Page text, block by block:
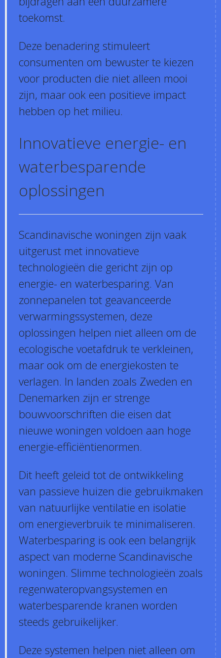
toekomst.
Deze benadering stimuleert
consumenten om bewuster te kiezen
voor producten die niet alleen mooi
zijn, maar ook een positieve impact
hebben op het milieu.
Innovatieve energie- en
waterbesparende
oplossingen
Scandinavische woningen zijn vaak
uitgerust met innovatieve
technologieën die gericht zijn op
energie- en waterbesparing. Van
zonnepanelen tot geavanceerde
verwarmingssystemen, deze
oplossingen helpen niet alleen om de
ecologische voetafdruk te verkleinen,
maar ook om de energiekosten te
verlagen. In landen zoals Zweden en
Denemarken zijn er strenge
bouwvoorschriften die eisen dat
nieuwe woningen voldoen aan hoge
energie-efficiëntienormen.
Dit heeft geleid tot de ontwikkeling
van passieve huizen die gebruikmaken
van natuurlijke ventilatie en isolatie
om energieverbruik te minimaliseren.
Waterbesparing is ook een belangrijk
aspect van moderne Scandinavische
woningen. Slimme technologieën zoals
regenwateropvangsystemen en
waterbesparende kranen worden
steeds gebruikelijker.
Deze systemen helpen niet alleen om